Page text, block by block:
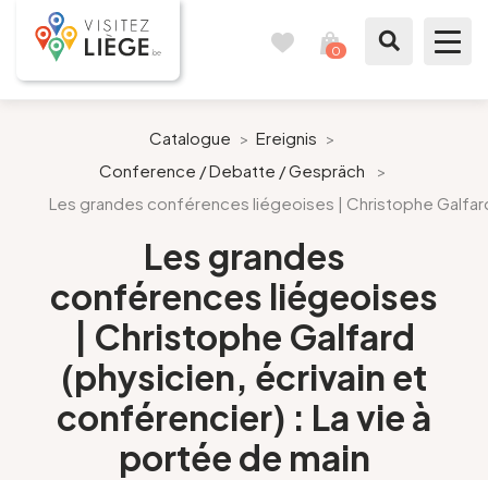
0
Wie ein Bürger von Lüttich
Meinen Aufenthalt vorbereiten
Unsere Vorschläge
Stadt Lüttich
Agenda
Catalogue > Ereignis >
Conference / Debatte / Gespräch
>
Les grandes conférences liégeoises | Christophe
Les grandes
conférences liégeoises
| Christophe Galfard
(physicien, écrivain et
conférencier) : La vie à
portée de main